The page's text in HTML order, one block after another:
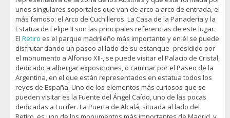
unos singulares soportales que van de arco a arco de entrada, el
más famoso: el Arco de Cuchilleros. La Casa de la Panadería y la
Estatua de Felipe II son las principales referencias de este lugar.
El Retiro es el parque madrileño más importante y en él se puede
disfrutar dando un paseo al lado de su estanque -presidido por
el monumento a Alfonso XII-, se puede visitar el Palacio de Cristal,
dedicado a albergar exposiciones, o caminar por el Paseo de la
Argentina, en el que están representados en estatua todos los
reyes de España. Uno de los elementos más curiosos que se
pueden visitar es la Fuente del Ángel Caído, uno de las pocas
dedicadas a Lucifer. La Puerta de Alcalá, situada al lado del